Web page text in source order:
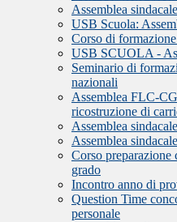
Assemblea
USB Scuola:
Corso di
USB SCUOLA -
Seminario di
nazionali
Assemblea FLC-
ricostruzione di
Assemblea
Assemblea
Corso
grado
Incontro anno di
Question Time
personale